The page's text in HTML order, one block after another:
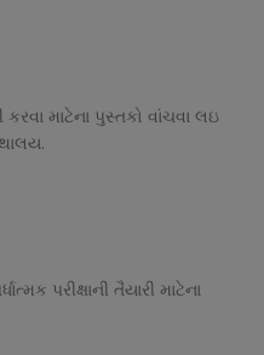
કરવા માટેના પુસ્તકો વાંચવા લઇ
પરીક્ષાની તૈયારી માટેના